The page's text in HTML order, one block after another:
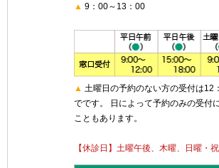
▲ 9：00～13：00
▲ 土曜日の予約のない方の受付は12
でです。 日によって予約のみの受付
こともあります。
【休診日】土曜午後、木曜、日曜・